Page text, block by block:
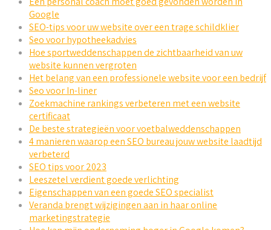
Google
SEO-tips voor uw website over een trage schildklier
Seo voor hypotheekadvies
Hoe sportweddenschappen de zichtbaarheid van uw
website kunnen vergroten
Het belang van een professionele website voor een bedrijf
Seo voor In-liner
Zoekmachine rankings verbeteren met een website
certificaat
De beste strategieën voor voetbalweddenschappen
4 manieren waarop een SEO bureau jouw website laadtijd
verbeterd
SEO tips voor 2023
Leeszetel verdient goede verlichting
Eigenschappen van een goede SEO specialist
Veranda brengt wijzigingen aan in haar online
marketingstrategie